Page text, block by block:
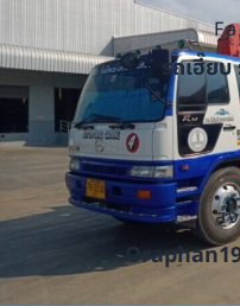
รถเฮี๊ย
ส่